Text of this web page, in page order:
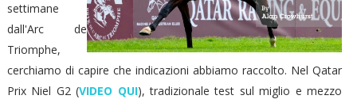
settimane
dall'Arc de
Triomphe,
cerchiamo di capire che indicazioni abbiamo raccolto. Nel Qatar
Prix Niel G2 (VIDEO QUI), tradizionale test sul miglio e mezzo